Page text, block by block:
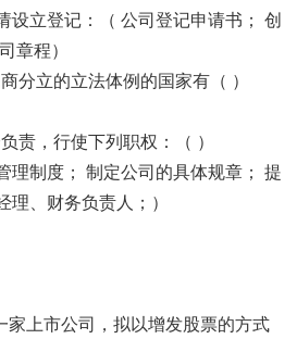
设立登记：（ 公司登记申请书； 创
章程）
分立的立法体例的国家有（ ）
责，行使下列职权：（ ）
理制度； 制定公司的具体规章； 提
理、财务负责人；）
家上市公司，拟以增发股票的方式